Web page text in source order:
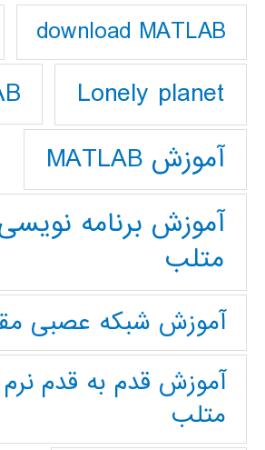
download MATLAB
Lonely planet
آموزش MATLAB
آموزش برنامه
متلب
آموزش شبکه عصبی
آموزش قدم به قدم نرم
متلب